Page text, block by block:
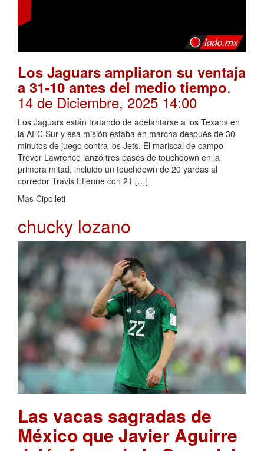
Los Jaguars ampliaron su ventaja
a 31-10 antes del medio tiempo.
14 de Diciembre, 2025 14:00
Los Jaguars están tratando de adelantarse a los Texans en
la AFC Sur y esa misión estaba en marcha después de 30
minutos de juego contra los Jets. El mariscal de campo
Trevor Lawrence lanzó tres pases de touchdown en la
primera mitad, incluido un touchdown de 20 yardas al
corredor Travis Etienne con 21 […]
Mas Cipolleti
chucky lozano
Las vacas sagradas de
México que Javier Aguirre